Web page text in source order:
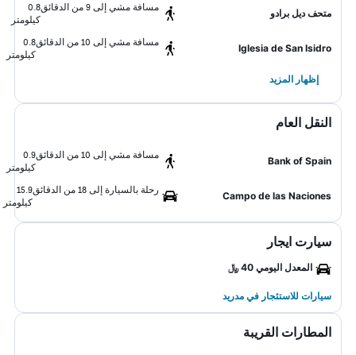
متحف ديل برادو
مسافة مشي إلى 9 من الدقائق
0.8
كيلومتر
Iglesia de San Isidro
مسافة مشي إلى 10 من الدقائق
0.8
كيلومتر
إظهار المزيد
النقل العام
Bank of Spain
مسافة مشي إلى 10 من الدقائق
0.9
كيلومتر
Campo de las Naciones
رحلة بالسيارة إلى 18 من الدقائق
15.9
كيلومتر
سيارت ايجار
المعدل اليومي 40 ﷼
سيارات للاستئجار في مدريد
المطارات القريبة